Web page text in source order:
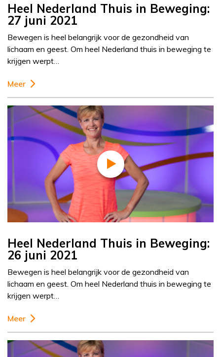
Heel Nederland Thuis in Beweging:
27 juni 2021
Bewegen is heel belangrijk voor de gezondheid van
lichaam en geest. Om heel Nederland thuis in beweging te
krijgen werpt…
Meer
Heel Nederland Thuis in Beweging:
26 juni 2021
Bewegen is heel belangrijk voor de gezondheid van
lichaam en geest. Om heel Nederland thuis in beweging te
krijgen werpt…
Meer